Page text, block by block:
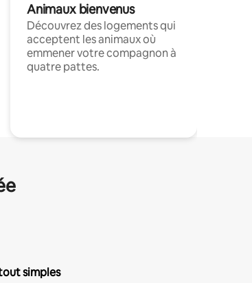
Animaux bienvenus
Découvrez des logements qui
acceptent les animaux où
emmener votre compagnon à
quatre pattes.
simples